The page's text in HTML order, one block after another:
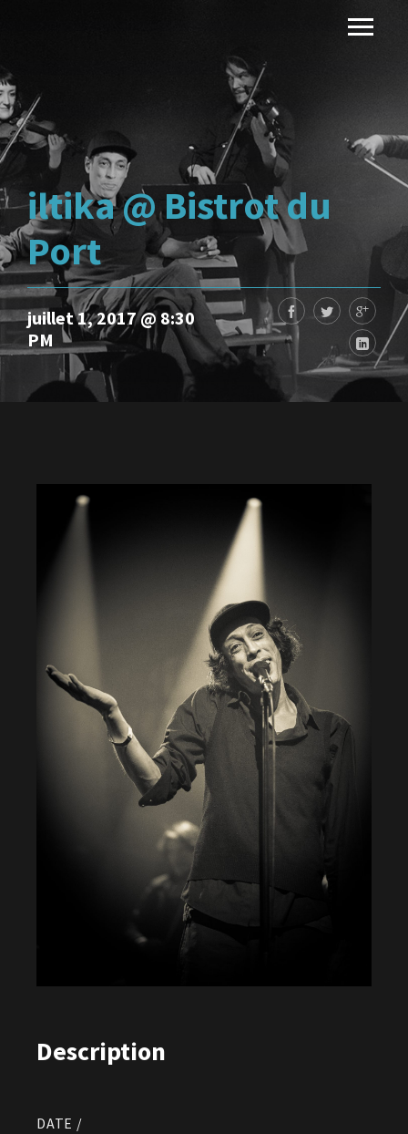
iltika @ Bistrot du
Port
juillet 1, 2017 @ 8:30
PM
Description
DATE /